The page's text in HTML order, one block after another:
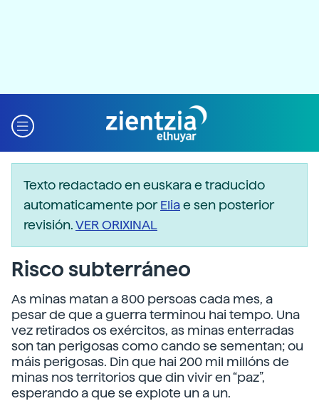
Texto redactado en euskara e traducido
automaticamente porEliae sen posterior
revisión.VER ORIXINAL
Risco subterráneo
As minas matan a 800 persoas cada mes, a
pesar de que a guerra terminou hai tempo. Una
vez retirados os exércitos, as minas enterradas
son tan perigosas como cando se sementan; ou
máis perigosas. Din que hai 200 mil millóns de
minas nos territorios que din vivir en “paz”,
esperando a que se explote un a un.